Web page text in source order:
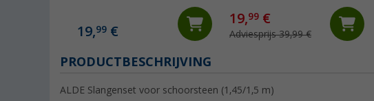
19,99 €
19,99 €
Adviesprijs 39,99 €
PRODUCTBESCHRIJVING
ALDE Slangenset voor schoorsteen (1,45/1,5 m)